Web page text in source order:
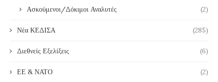
Ασκούμενοι/Δόκιμοι Αναλυτές (2)
Νέα ΚΕΔΙΣΑ (285)
Διεθνείς Εξελίξεις (6)
ΕΕ & ΝΑΤΟ (2)